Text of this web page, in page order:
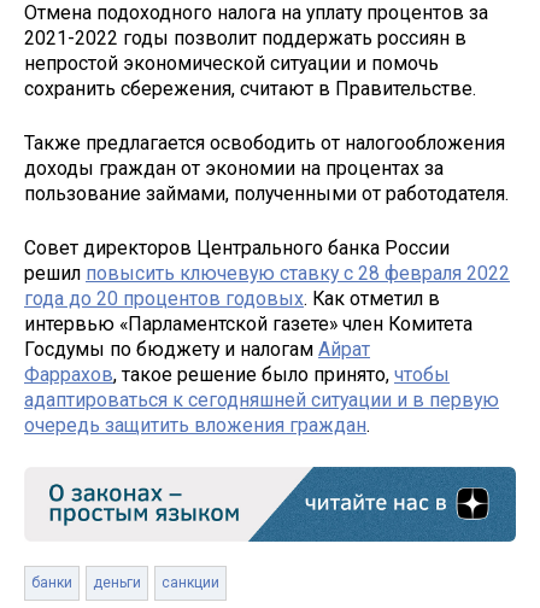
Отмена подоходного налога на уплату процентов за
2021-2022 годы позволит поддержать россиян в
непростой экономической ситуации и помочь
сохранить сбережения, считают в Правительстве.
Также предлагается освободить от налогообложения
доходы граждан от экономии на процентах за
пользование займами, полученными от работодателя.
Совет директоров Центрального банка России
решил повысить ключевую ставку c 28 февраля 2022
года до 20 процентов годовых. Как отметил в
интервью «Парламентской газете» член Комитета
Госдумы по бюджету и налогам Айрат
Фаррахов, такое решение было принято, чтобы
адаптироваться к сегодняшней ситуации и в первую
очередь защитить вложения граждан.
банки деньги санкции